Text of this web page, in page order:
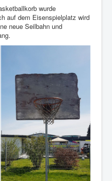
wurde
auf dem Eisenspielplatz wird
neue Seilbahn und